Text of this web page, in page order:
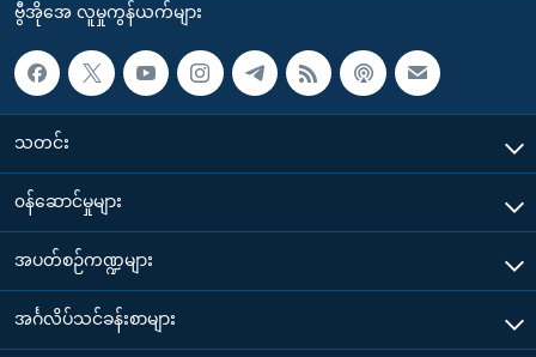
ဗွီအိုအေ လူမှုကွန်ယက်များ
သတင်း
၀န်ဆောင်မှုများ
အပတ်စဉ်ကဏ္ဍများ
အင်္ဂလိပ်သင်ခန်းစာများ